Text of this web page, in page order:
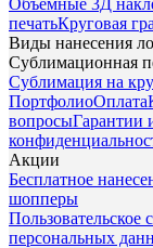
Объемные 3Д
печатьКруговая
Виды нанесения
Сублимационная
Сублимация на
ПортфолиоОплата
вопросыГарантии
Акции
Бесплатное
шопперы
Пользовательское
персональных